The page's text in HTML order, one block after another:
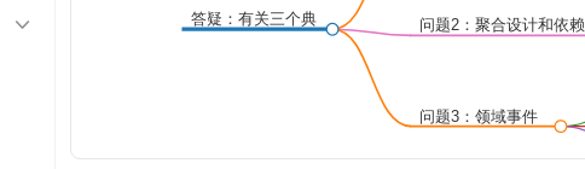

问题3：领域事件
问题2：聚合设计和依赖
答疑：有关三个典